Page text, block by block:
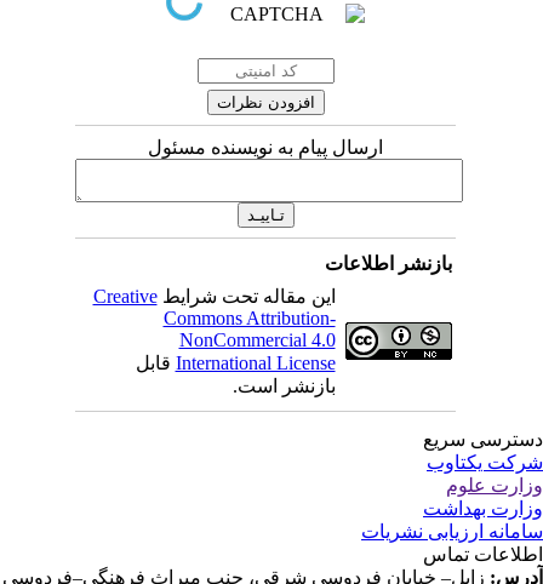
ارسال پیام به نویسنده مسئول
بازنشر اطلاعات
این مقاله تحت شرایطCreative
Commons Attribution-
NonCommercial 4.0
International Licenseقابل
بازنشر است.
سریع
یکتاوب
علوم
بهداشت
ارزیابی نشریات
تماس
زابل– خیابان فردوسی شرقی، جنب میراث فرهنگی–فردوسی